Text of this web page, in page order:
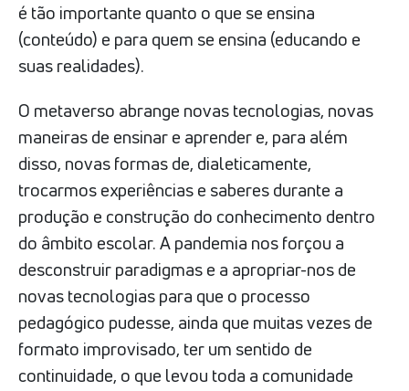
é tão importante quanto o que se ensina
(conteúdo) e para quem se ensina (educando e
suas realidades).
O metaverso abrange novas tecnologias, novas
maneiras de ensinar e aprender e, para além
disso, novas formas de, dialeticamente,
trocarmos experiências e saberes durante a
produção e construção do conhecimento dentro
do âmbito escolar. A pandemia nos forçou a
desconstruir paradigmas e a apropriar-nos de
novas tecnologias para que o processo
pedagógico pudesse, ainda que muitas vezes de
formato improvisado, ter um sentido de
continuidade, o que levou toda a comunidade